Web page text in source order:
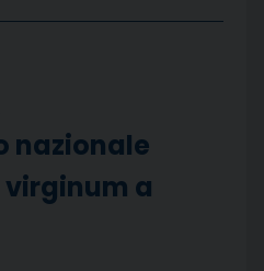
nazionale
virginum a